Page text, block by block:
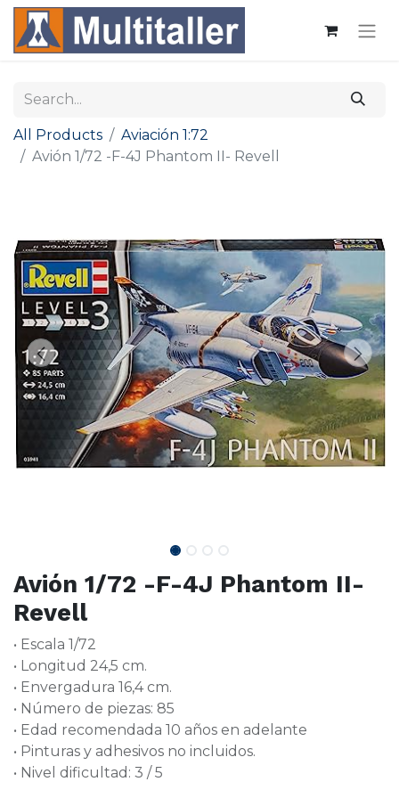
All Products
Aviación 1:72
Avión 1/72 -F-4J Phantom II- Revell
Avión 1/72 -F-4J Phantom II-
Revell
• Escala 1/72
• Longitud 24,5 cm.
• Envergadura 16,4 cm.
• Número de piezas: 85
• Edad recomendada 10 años en adelante
• Pinturas y adhesivos no incluidos.
• Nivel dificultad: 3 / 5